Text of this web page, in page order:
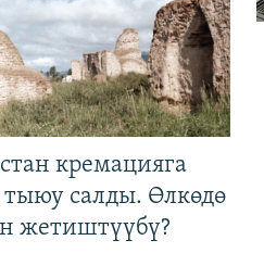
кремацияга
салды. Өлкөдө
жетиштүүбү?